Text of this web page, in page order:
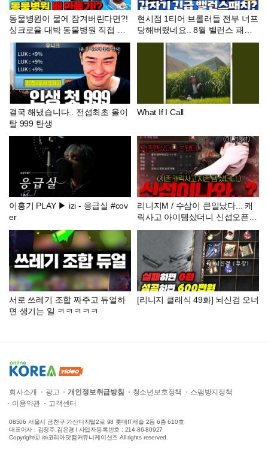
동물병원이 물에 잠겨버린다면?!
싱크로율 대박 동물병원 직접 만
들기! (배만들기)
현시점 1티어 브롤러들 전부 너프
당해버렸네요.. 8월 밸런스 패치
내용 공개! [브롤스타즈]
결국 해냈습니다.. 전섭최초 올이
탈 999 탄생
What If I Call
이홍기 PLAY ▶ izi - 응급실 #cov
er
리니지M / 수삼이 큰일났다... 캐
릭사고 아이템샀더니 신섭오픈
ㅋㅋㅋㅋ
서로 쓰레기 조합 짜주고 듀얼하
면 생기는 일 ㅋㅋㅋㅋㅋ
[리니지 클래식 49화] 뇌신검 오너
회사소개 광고 개인정보취급방침 청소년보호정책
스팸방지정책
이용약관
고객센터
08506 서울시 금천구 가산디지털2로 98 롯데IT캐슬 2동 6층 610호
대표이사 : 김정주,김은경 l 사업자등록번호 : 214-86-80927
Copyrightⓒ ㈜코리아닷컴커뮤니케이션즈 All rights reserved.